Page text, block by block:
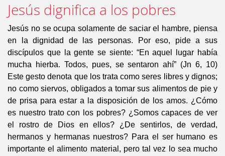
Jesús dignifica a los pobres
Jesús no se ocupa solamente de saciar el hambre, piensa
en la dignidad de las personas. Por eso, pide a sus
discípulos que la gente se siente: “En aquel lugar había
mucha hierba. Todos, pues, se sentaron ahí” (Jn 6, 10)
Este gesto denota que los trata como seres libres y dignos;
no como siervos, obligados a tomar sus alimentos de pie y
de prisa para estar a la disposición de los amos. ¿Cómo
es nuestro trato con los pobres? ¿Somos capaces de ver
el rostro de Dios en ellos? ¿De sentirlos, de verdad,
hermanos y hermanas nuestros? Para el ser humano es
importante el alimento material, pero tal vez lo sea mucho